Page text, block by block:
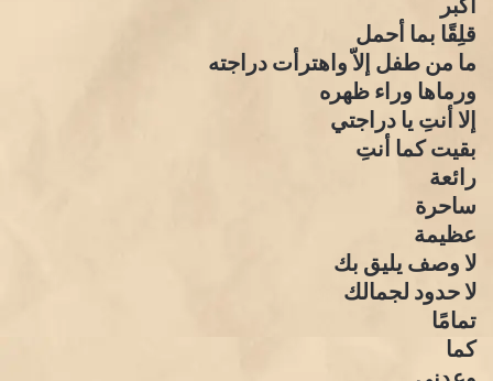
قلِقًا بما أحمل
ما من طفل إلاّ واهترأت دراجته
ورماها وراء ظهره
إلا أنتِ يا دراجتي
بقيت كما أنتِ
رائعة
ساحرة
عظيمة
لا وصف يليق بك
لا حدود لجمالك
تمامًا
كما